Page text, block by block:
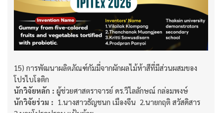
15) การพัฒนาผลิตภัณฑ์กัมมี่จากผักผลไม้ห้าสีที่มีส่วนผสมของ
โปรไบโอติก
นักวิจัยหลัก : ผู้ช่วยศาสตราจารย์ ดร.วิไลลักษณ์ กล่อมพงษ์​​​​​​​
นักวิจัยร่วม : ​​​​​​​ 1.นางสาวธัญชนก เมืองจีน 2.นายกฤติ สวัสดิสาร